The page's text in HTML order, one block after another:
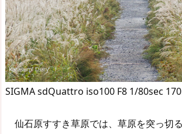
SIGMA sdQuattro iso100 F8 1/80sec
仙石原すすき草原では、草原を突っ切